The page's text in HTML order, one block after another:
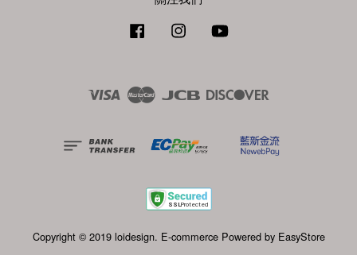
Facebook Instagram
Visa Master JCB
Copyright © 2019 loidesign. E-commerce Powered by EasyStore